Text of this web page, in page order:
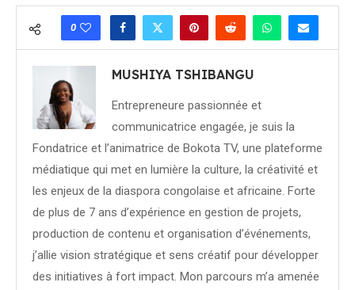
0
MUSHIYA TSHIBANGU
Entrepreneure passionnée et
communicatrice engagée, je suis la
Fondatrice et l’animatrice de Bokota TV, une plateforme
médiatique qui met en lumière la culture, la créativité et
les enjeux de la diaspora congolaise et africaine. Forte
de plus de 7 ans d’expérience en gestion de projets,
production de contenu et organisation d’événements,
j’allie vision stratégique et sens créatif pour développer
des initiatives à fort impact. Mon parcours m’a amenée